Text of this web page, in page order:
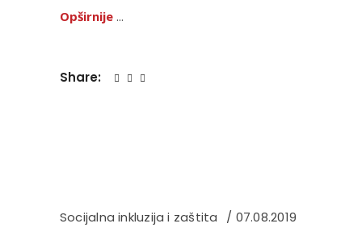
Opširnije
Share:
Socijalna inkluzija i zaštita 07.08.2019